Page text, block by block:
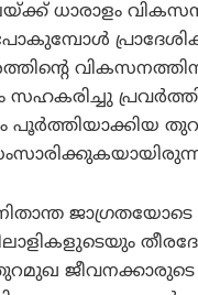
ധാരാളം
പൂര്‍ത്തിയാക്കിയ
ജാഗ്രതയോടെ
ജീവനക്കാരുടെ